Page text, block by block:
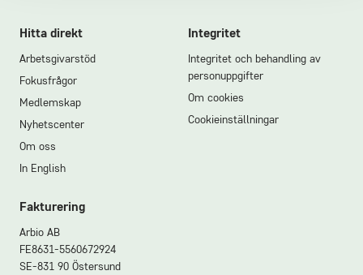
Hitta direkt
Arbetsgivarstöd
Fokusfrågor
Medlemskap
Nyhetscenter
Om oss
In English
Integritet
Integritet och behandling av
personuppgifter
Om cookies
Cookieinställningar
Fakturering
Arbio AB
FE8631-5560672924
SE-831 90 Östersund